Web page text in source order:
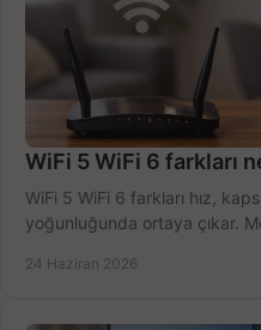
WiFi 5 WiFi 6 farkları
WiFi 5 WiFi 6 farkları hız,
yoğunluğunda ortaya çıkar.
24 Haziran 2026